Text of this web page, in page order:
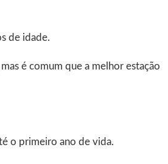
de idade.
é comum que a melhor estação
o primeiro ano de vida.